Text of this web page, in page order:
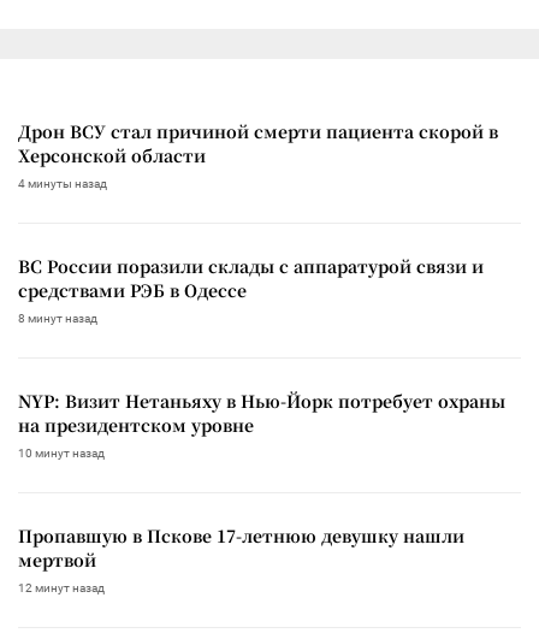
Дрон ВСУ стал причиной смерти пациента скорой в
Херсонской области
4 минуты назад
ВС России поразили склады с аппаратурой связи и
средствами РЭБ в Одессе
8 минут назад
NYP: Визит Нетаньяху в Нью-Йорк потребует охраны
на президентском уровне
10 минут назад
Пропавшую в Пскове 17-летнюю девушку нашли
мертвой
12 минут назад